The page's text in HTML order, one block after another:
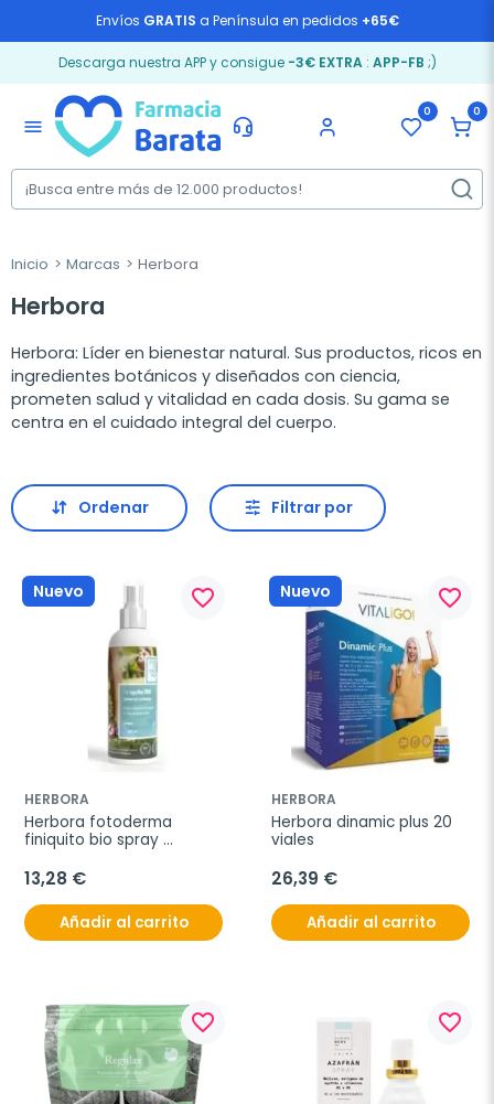
Envíos GRATIS a Península en pedidos +65€
Descarga nuestra APP y consigue -3€ EXTRA: APP-FB ;)
menu
0 0
Inicio Marcas Herbora
Herbora
Herbora: Líder en bienestar natural. Sus productos, ricos en
ingredientes botánicos y diseñados con ciencia,
prometen salud y vitalidad en cada dosis. Su gama se
centra en el cuidado integral del cuerpo.
Ordenar Filtrar por
Nuevo favorite_border
HERBORA
Herbora fotoderma
finiquito bio spray
13,28 €
Añadir al carrito
Nuevo favorite_border
HERBORA
Herbora dinamic plus 20
viales
26,39 €
Añadir al carrito
favorite_border favorite_border